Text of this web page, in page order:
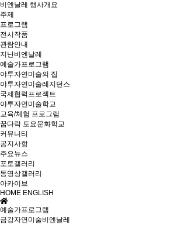
비엔날레 행사개요
주제
프로그램
전시작품
관람안내
지난비엔날레
예술가프로그램
야투자연미술의 집
야투자연미술레지던스
국제협력프로젝트
야투자연미술학교
교육/체험 프로그램
꿈다락 토요문화학교
커뮤니티
공지사항
주요뉴스
포토갤러리
동영상갤러리
아카이브
HOME ENGLISH
예술가프로그램
금강자연미술비엔날레